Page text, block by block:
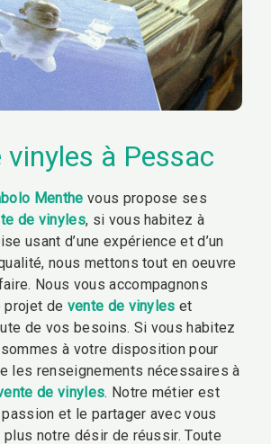
vinyles à Pessac
Menthe vous propose ses
de vinyles, si vous habitez à
usant d’une expérience et d’un
nous mettons tout en oeuvre
Nous vous accompagnons
projet de vente de vinyles et
de vos besoins. Si vous habitez
à votre disposition pour
les renseignements nécessaires à
de vinyles. Notre métier est
et le partager avec vous
notre désir de réussir. Toute